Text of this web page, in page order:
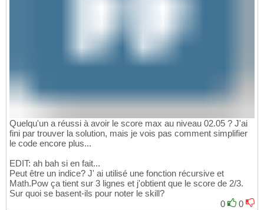
Quelqu'un a réussi à avoir le score max au niveau 02.05 ? J'ai
fini par trouver la solution, mais je vois pas comment simplifier
le code encore plus...
EDIT: ah bah si en fait...
Peut être un indice? J' ai utilisé une fonction récursive et
Math.Pow ça tient sur 3 lignes et j'obtient que le score de 2/3.
Sur quoi se basent-ils pour noter le skill?
0
0